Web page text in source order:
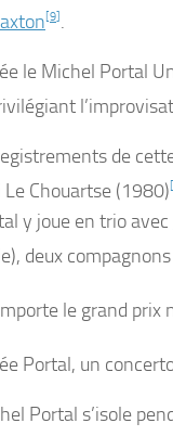
[9] .
le Michel Portal
de
Chouartse (1980)[
y joue en trio avec
deux
le grand prix
Portal, un
Portal s’isole